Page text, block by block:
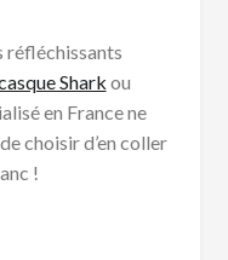
réfléchissants
Shark ou
en France ne
choisir d’en coller
!